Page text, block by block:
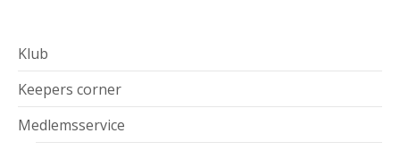
Klub
Keepers corner
Medlemsservice